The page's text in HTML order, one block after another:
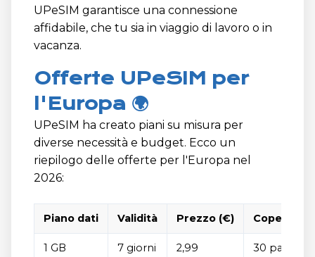
UPeSIM garantisce una connessione
affidabile, che tu sia in viaggio di lavoro o in
vacanza.
Offerte UPeSIM per
l'Europa 🌍
UPeSIM ha creato piani su misura per
diverse necessità e budget. Ecco un
riepilogo delle offerte per l'Europa nel
2026:
Piano dati Validità Prezzo (€) Copertura
1 GB 7 giorni 2,99 30 paesi